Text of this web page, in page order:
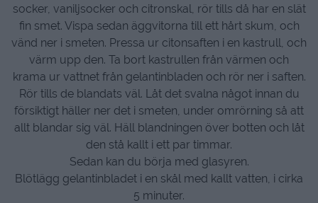
socker, vaniljsocker och citronskal, rör tills då har en slät
fin smet. Vispa sedan äggvitorna till ett hårt skum, och
vänd ner i smeten. Pressa ur citonsaften i en kastrull, och
värm upp den. Ta bort kastrullen från värmen och
krama ur vattnet från gelantinbladen och rör ner i saften.
Rör tills de blandats väl. Låt det svalna något innan du
försiktigt häller ner det i smeten, under omrörning så att
allt blandar sig väl. Häll blandningen över botten och låt
den stå kallt i ett par timmar.
Sedan kan du börja med glasyren.
Blötlägg gelantinbladet i en skål med kallt vatten, i cirka
5 minuter.